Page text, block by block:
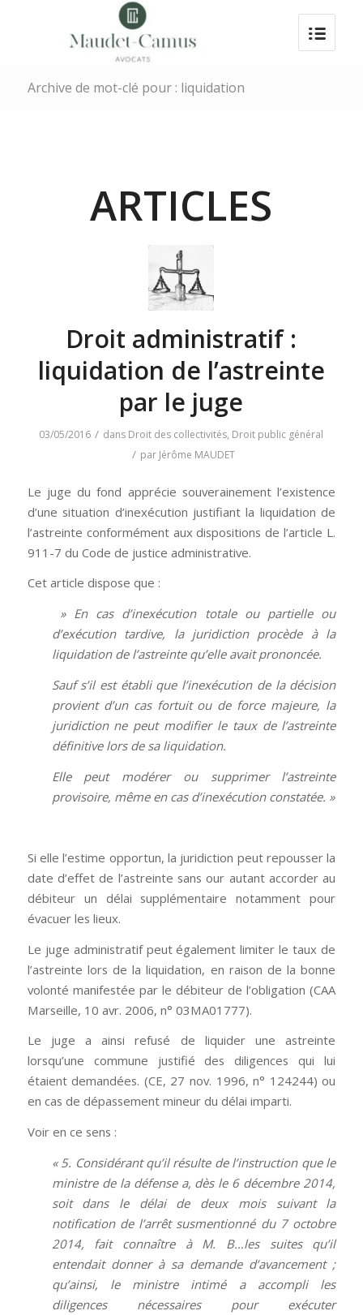
Archive de mot-clé pour : liquidation
ARTICLES
Droit administratif :
liquidation de l’astreinte
par le juge
03/05/2016 / dans Droit des collectivités, Droit public général
/ par Jérôme MAUDET
Le juge du fond apprécie souverainement l’existence
d’une situation d’inexécution justifiant la liquidation de
l’astreinte conformément aux dispositions de l’article L.
911-7 du Code de justice administrative.
Cet article dispose que :
» En cas d’inexécution totale ou partielle ou
d’exécution tardive, la juridiction procède à la
liquidation de l’astreinte qu’elle avait prononcée.
Sauf s’il est établi que l’inexécution de la décision
provient d’un cas fortuit ou de force majeure, la
juridiction ne peut modifier le taux de l’astreinte
définitive lors de sa liquidation.
Elle peut modérer ou supprimer l’astreinte
provisoire, même en cas d’inexécution constatée. »
Si elle l’estime opportun, la juridiction peut repousser la
date d’effet de l’astreinte sans our autant accorder au
débiteur un délai supplémentaire notamment pour
évacuer les lieux.
Le juge administratif peut également limiter le taux de
l’astreinte lors de la liquidation, en raison de la bonne
volonté manifestée par le débiteur de l’obligation (CAA
Marseille, 10 avr. 2006, n° 03MA01777).
Le juge a ainsi refusé de liquider une astreinte
lorsqu’une commune justifié des diligences qui lui
étaient demandées. (CE, 27 nov. 1996, n° 124244) ou
en cas de dépassement mineur du délai imparti.
Voir en ce sens :
« 5. Considérant qu’il résulte de l’instruction que le
ministre de la défense a, dès le 6 décembre 2014,
soit dans le délai de deux mois suivant la
notification de l’arrêt susmentionné du 7 octobre
2014, fait connaître à M. B…les suites qu’il
entendait donner à sa demande d’avancement ;
qu’ainsi, le ministre intimé a accompli les
diligences nécessaires pour exécuter